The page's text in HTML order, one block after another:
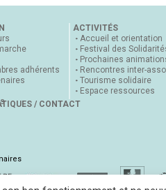
adhérents
ACTIVITÉS
Accueil et orientation
Festival des
Prochaines
Rencontres inter-
Tourisme solidaire
Espace ressources
/ CONTACT